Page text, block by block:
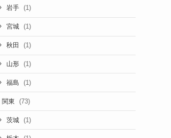
岩手 (1)
宮城 (1)
秋田 (1)
山形 (1)
福島 (1)
関東 (73)
茨城 (1)